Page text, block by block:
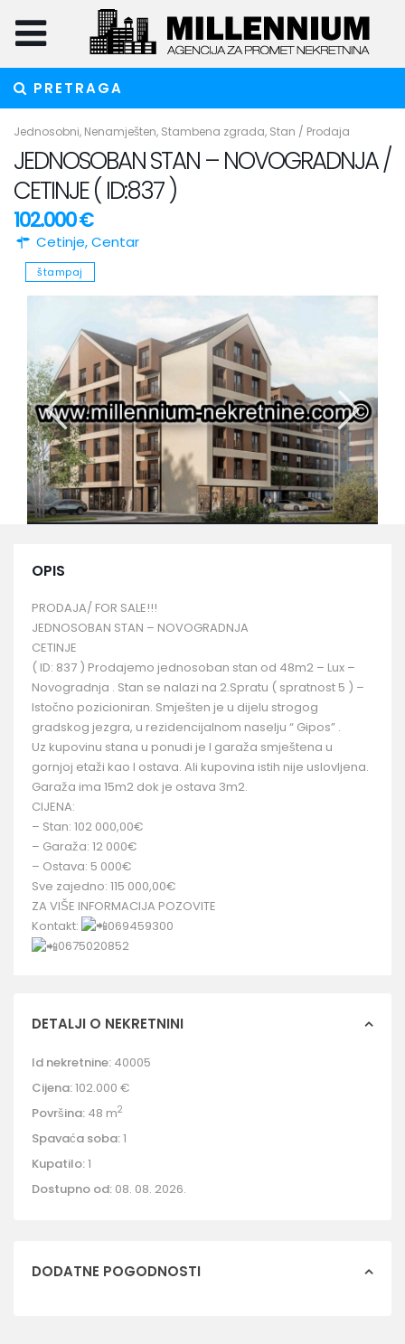
PRETRAGA
Jednosobni, Nenamješten, Stambena zgrada, Stan / Prodaja
JEDNOSOBAN STAN – NOVOGRADNJA /
CETINJE ( ID:837 )
102.000 €
Cetinje,Centar
štampaj
OPIS
PRODAJA/ FOR SALE!!!
JEDNOSOBAN STAN – NOVOGRADNJA
CETINJE
( ID: 837 ) Prodajemo jednosoban stan od 48m2 – Lux –
Novogradnja . Stan se nalazi na 2.Spratu ( spratnost 5 ) –
Istočno pozicioniran. Smješten je u dijelu strogog
gradskog jezgra, u rezidencijalnom naselju “ Gipos” .
Uz kupovinu stana u ponudi je I garaža smještena u
gornjoj etaži kao I ostava. Ali kupovina istih nije uslovljena.
Garaža ima 15m2 dok je ostava 3m2.
CIJENA:
– Stan: 102 000,00€
– Garaža: 12 000€
– Ostava: 5 000€
Sve zajedno: 115 000,00€
ZA VIŠE INFORMACIJA POZOVITE
Kontakt:
069459300
0675020852
DETALJI O NEKRETNINI
Id nekretnine: 40005
Cijena:102.000 €
Površina: 48 m2
Spavaća soba:1
Kupatilo:1
Dostupno od: 08. 08. 2026.
DODATNE POGODNOSTI